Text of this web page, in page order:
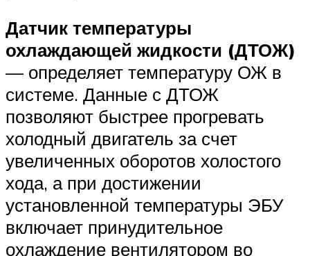
Датчик температуры
охлаждающей жидкости (ДТОЖ)
— определяет температуру ОЖ в
системе. Данные с ДТОЖ
позволяют быстрее прогревать
холодный двигатель за счет
увеличенных оборотов холостого
хода, а при достижении
установленной температуры ЭБУ
включает принудительное
охлаждение вентилятором во